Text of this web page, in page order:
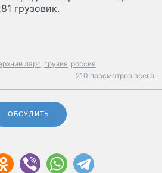
грузовик.
ларс грузия россия
210 просмотров всего.
ОБСУДИТЬ